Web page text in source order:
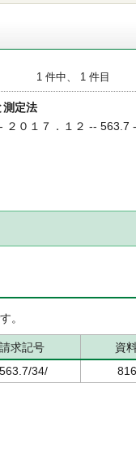
1 件中、 1 件目
測定法
２０１７．１２ -- 563.7
。
請求記号
資
34/